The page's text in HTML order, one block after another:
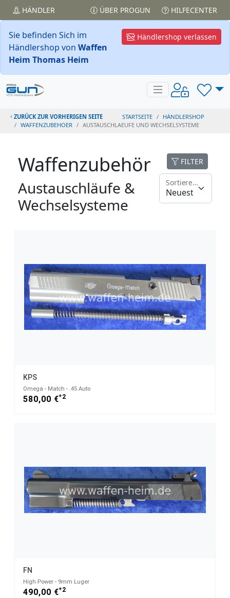
HÄNDLER ÜBER PROGUN HILFECENTER
Händlershop verlassen
Sie befinden Sich im
Händlershop von Waffen
Heim Thomas Heim
ZURÜCK ZUR VORHERIGEN SEITE STARTSEITE
HÄNDLERSHOP
WAFFENZUBEHOER
AUSTAUSCHLAEUFE UND WECHSELSYSTEME
Waffenzubehör
Austauschläufe &
Wechselsysteme
FILTER
Sortieren nach
KPS
Omega - Match - .45 Auto
580,00 €*2
FN
High Power - 9mm Luger
490,00 €*2